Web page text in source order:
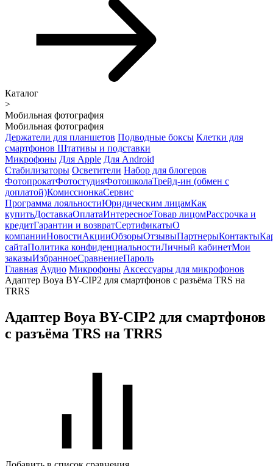
Каталог
>
Мобильная фотография
Мобильная фотография
Держатели для планшетов Подводные боксы Клетки для
смартфонов Штативы и подставки
Микрофоны Для Apple Для Android
Стабилизаторы Осветители Набор для блогеров
ФотопрокатФотостудияФотошколаТрейд-ин (обмен с
доплатой)КомиссионкаСервис
Программа лояльностиЮридическим лицамКак
купитьДоставкаОплатаИнтересноеТовар лицомРассрочка и
кредитГарантии и возвратСертификатыО
компанииНовостиАкцииОбзорыОтзывыПартнерыКонтакты
сайтаПолитика конфиденциальностиЛичный кабинетМои
заказыИзбранноеСравнениеПароль
Главная Аудио Микрофоны Аксессуары для микрофонов
Адаптер Boya BY-CIP2 для смартфонов с разъёма TRS на
TRRS
Адаптер Boya BY-CIP2 для смартфонов
с разъёма TRS на TRRS